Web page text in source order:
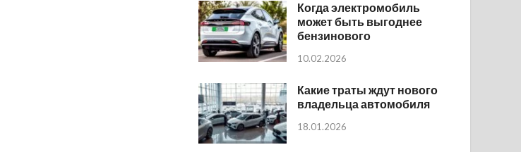
Когда электромобиль
может быть выгоднее
бензинового
10.02.2026
Какие траты ждут нового
владельца автомобиля
18.01.2026